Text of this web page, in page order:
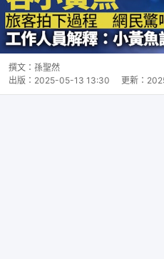
撰文： 孫聖然
出版： 2025-05-13 13:30 更新：